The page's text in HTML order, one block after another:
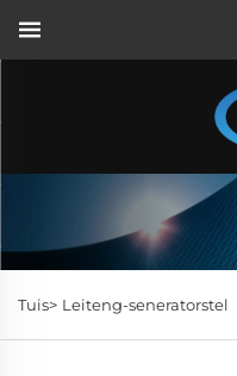
Tuis> Leiteng-seneratorstel